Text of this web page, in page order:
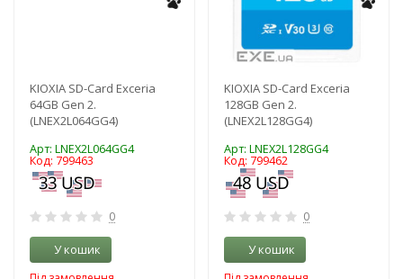
KIOXIA SD-Card Exceria
64GB Gen 2.
(LNEX2L064GG4)
Арт: LNEX2L064GG4
Код: 799463
0
У кошик
KIOXIA SD-Card Exceria
128GB Gen 2.
(LNEX2L128GG4)
Арт: LNEX2L128GG4
Код: 799462
0
У кошик